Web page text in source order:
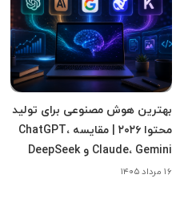
بهترین هوش مصنوعی برای تولید
محتوا ۲۰۲۶ | مقایسه ChatGPT،
Claude، Gemini و DeepSeek
۱۶ مرداد ۱۴۰۵